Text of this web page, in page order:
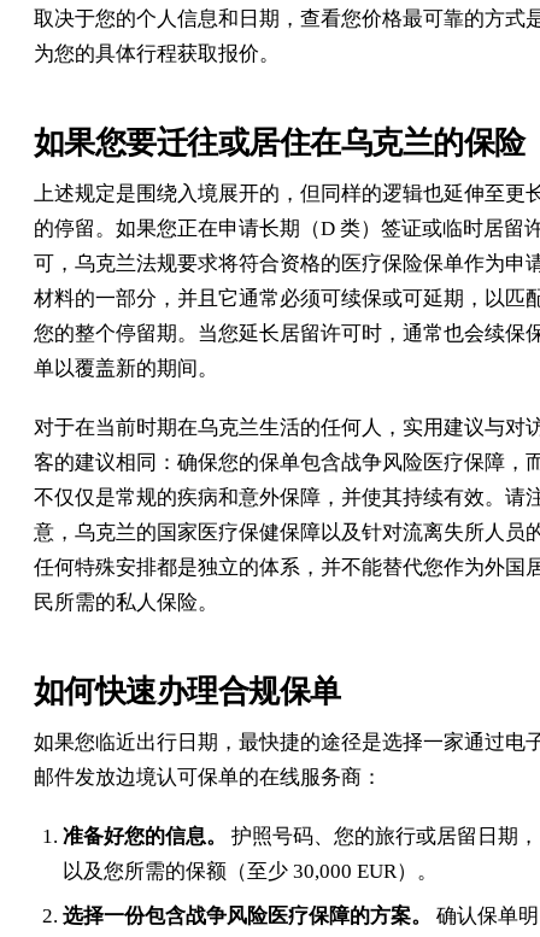
取决于您的个人信息和日期，查看您价格最可靠的方式
为您的具体行程获取报价。
如果您要迁往或居住在乌克兰的保险
上述规定是围绕入境展开的，但同样的逻辑也延伸至更
的停留。如果您正在申请长期（D 类）签证或临时居留
可，乌克兰法规要求将符合资格的医疗保险保单作为申
材料的一部分，并且它通常必须可续保或可延期，以匹
您的整个停留期。当您延长居留许可时，通常也会续保
单以覆盖新的期间。
对于在当前时期在乌克兰生活的任何人，实用建议与对
客的建议相同：确保您的保单包含战争风险医疗保障，
不仅仅是常规的疾病和意外保障，并使其持续有效。请
意，乌克兰的国家医疗保健保障以及针对流离失所人员
任何特殊安排都是独立的体系，并不能替代您作为外国
民所需的私人保险。
如何快速办理合规保单
如果您临近出行日期，最快捷的途径是选择一家通过电
邮件发放边境认可保单的在线服务商：
准备好您的信息。
护照号码、您的旅行或居留日期，
以及您所需的保额（至少 30,000 EUR）。
选择一份包含战争风险医疗保障的方案。
确认保单明